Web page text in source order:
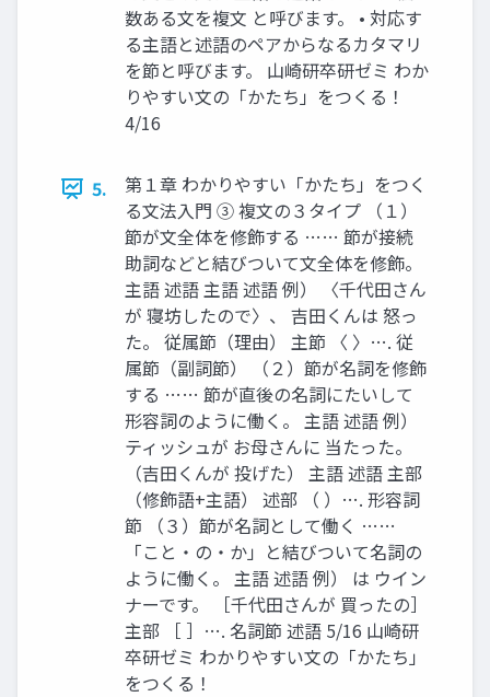
数ある文を複文 と呼びます。 • 対応す
る主語と述語のペアからなるカタマリ
を節と呼びます。 山崎研卒研ゼミ わか
りやすい文の「かたち」をつくる！
4/16
5.
第１章 わかりやすい「かたち」をつく
る文法入門 ③ 複文の３タイプ （１）
節が文全体を修飾する …… 節が接続
助詞などと結びついて文全体を修飾。
主語 述語 主語 述語 例） 〈千代田さん
が 寝坊したので〉、 吉田くんは 怒っ
た。 従属節（理由） 主節 〈 〉…. 従
属節（副詞節） （２）節が名詞を修飾
する …… 節が直後の名詞にたいして
形容詞のように働く。 主語 述語 例）
ティッシュが お母さんに 当たった。
（吉田くんが 投げた） 主語 述語 主部
（修飾語+主語） 述部 （ ）…. 形容詞
節 （３）節が名詞として働く ……
「こと・の・か」と結びついて名詞の
ように働く。 主語 述語 例） は ウイン
ナーです。 ［千代田さんが 買ったの］
主部 ［ ］…. 名詞節 述語 5/16 山崎研
卒研ゼミ わかりやすい文の「かたち」
をつくる！